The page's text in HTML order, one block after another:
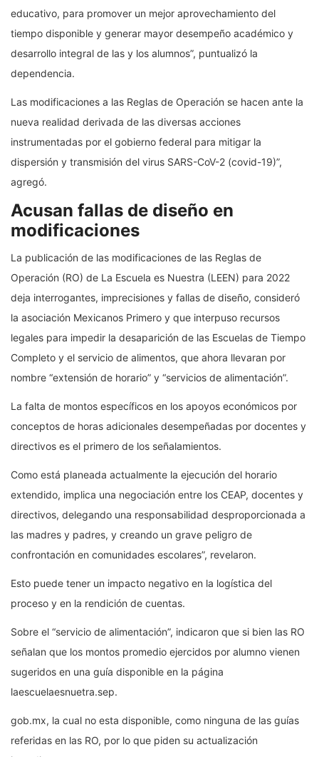
educativo, para promover un mejor aprovechamiento del
tiempo disponible y generar mayor desempeño académico y
desarrollo integral de las y los alumnos”, puntualizó la
dependencia.
Las modificaciones a las Reglas de Operación se hacen ante la
nueva realidad derivada de las diversas acciones
instrumentadas por el gobierno federal para mitigar la
dispersión y transmisión del virus SARS-CoV-2 (covid-19)”,
agregó.
Acusan fallas de diseño en
modificaciones
La publicación de las modificaciones de las Reglas de
Operación (RO) de La Escuela es Nuestra (LEEN) para 2022
deja interrogantes, imprecisiones y fallas de diseño, consideró
la asociación Mexicanos Primero y que interpuso recursos
legales para impedir la desaparición de las Escuelas de Tiempo
Completo y el servicio de alimentos, que ahora llevaran por
nombre “extensión de horario” y “servicios de alimentación”.
La falta de montos específicos en los apoyos económicos por
conceptos de horas adicionales desempeñadas por docentes y
directivos es el primero de los señalamientos.
Como está planeada actualmente la ejecución del horario
extendido, implica una negociación entre los CEAP, docentes y
directivos, delegando una responsabilidad desproporcionada a
las madres y padres, y creando un grave peligro de
confrontación en comunidades escolares”, revelaron.
Esto puede tener un impacto negativo en la logística del
proceso y en la rendición de cuentas.
Sobre el “servicio de alimentación”, indicaron que si bien las RO
señalan que los montos promedio ejercidos por alumno vienen
sugeridos en una guía disponible en la página
laescuelaesnuetra.sep.
gob.mx, la cual no esta disponible, como ninguna de las guías
referidas en las RO, por lo que piden su actualización